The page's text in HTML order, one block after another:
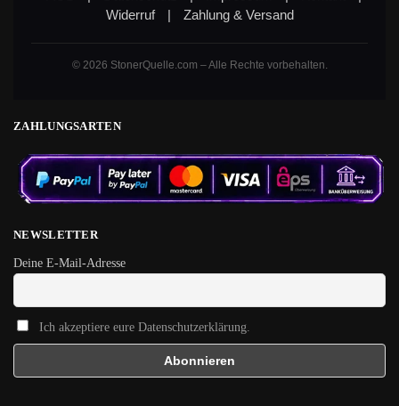
Widerruf
| Zahlung & Versand
© 2026 StonerQuelle.com – Alle Rechte vorbehalten.
ZAHLUNGSARTEN
NEWSLETTER
Deine E-Mail-Adresse
Ich akzeptiere eure Datenschutzerklärung.